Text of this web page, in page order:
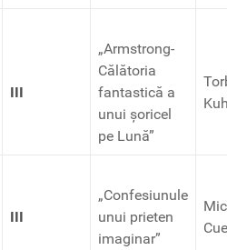
III
„Armstrong-
Călătoria
fantastică a
unui șoricel
pe Lună”
III
„Confesiunule
unui prieten
imaginar”